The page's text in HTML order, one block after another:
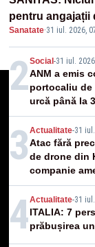
pentru angajații
proiectul Legii
Sanatate·31 iul. 2026,
2Social -31 iul.
ANM a emis
portocaliu de
urcă până la
devin
3 Actualitate-31
Atac fără
de drone din
companie
rachetă
4Actualitate-31
ITALIA: 7
prăbușirea